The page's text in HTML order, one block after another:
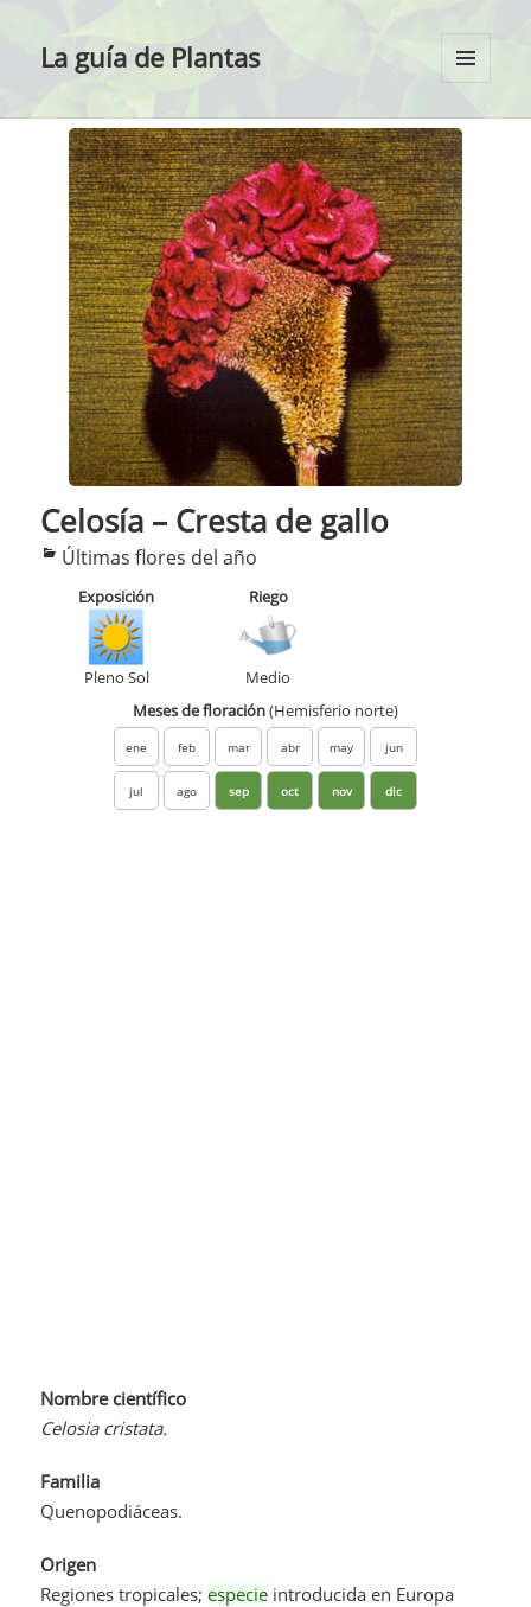
La guía de Plantas
WIDGETS
Celosía – Cresta de gallo
Categorías
Últimas flores del año
Exposición
Pleno Sol
Riego
Medio
Meses de floración(Hemisferio norte)
ene feb mar abr may jun
jul ago sep oct nov dic
Nombre científico
Celosia cristata.
Familia
Quenopodiáceas.
Origen
Regiones tropicales;especie introducida en Europa